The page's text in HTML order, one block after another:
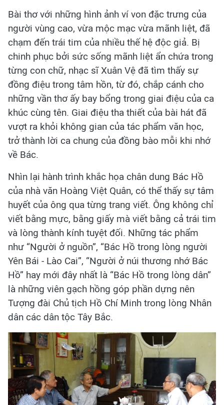
Bài thơ với những hình ảnh ví von đặc trưng của
người vùng cao, vừa mộc mạc vừa mãnh liệt, đã
chạm đến trái tim của nhiều thế hệ độc giả. Bị
chinh phục bởi sức sống mãnh liệt ẩn chứa trong
từng con chữ, nhạc sĩ Xuân Vệ đã tìm thấy sự
đồng điệu trong tâm hồn, từ đó, chắp cánh cho
những vần thơ ấy bay bổng trong giai điệu của ca
khúc cùng tên. Giai điệu tha thiết của bài hát đã
vượt ra khỏi không gian của tác phẩm văn học,
trở thành lời ca chung của đồng bào mỗi khi nhớ
về Bác.
Nhìn lại hành trình khắc họa chân dung Bác Hồ
của nhà văn Hoàng Việt Quân, có thể thấy sự tâm
huyết của ông qua từng trang viết. Ông không chỉ
viết bằng mực, bằng giấy mà viết bằng cả trái tim
và lòng thành kính tuyệt đối. Những tác phẩm
như “Người ở nguồn”, “Bác Hồ trong lòng người
Yên Bái - Lào Cai”, “Người ở núi thương nhớ Bác
Hồ” hay mới đây nhất là “Bác Hồ trong lòng dân”
là những viên gạch hồng góp phần dựng nên
Tượng đài Chủ tịch Hồ Chí Minh trong lòng Nhân
dân các dân tộc Tây Bắc.